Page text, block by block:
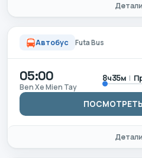
Детали
Автобус Futa Bus
05:00
Ben Xe Mien Tay
8ч35м |
Детали